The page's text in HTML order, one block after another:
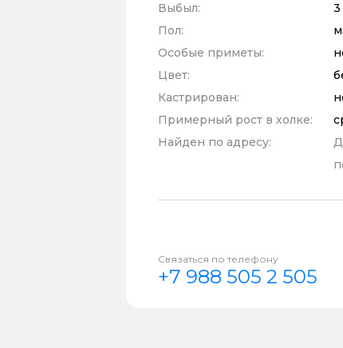
Выбыл:
3
Пол:
Особые приметы:
Цвет:
Кастрирован:
Примерный рост в холке:
Найден по адресу:
Связаться по телефону
+7 988 505 2 505